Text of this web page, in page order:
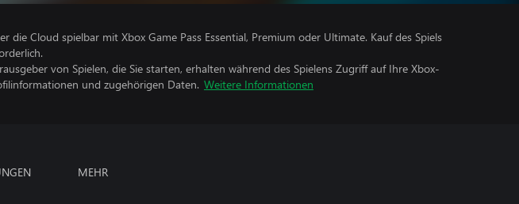
die Cloud spielbar mit Xbox Game Pass Essential, Premium oder Ultimate. Kauf des Spiels
von Spielen, die Sie starten, erhalten während des Spielens Zugriff auf Ihre Xbox-
und zugehörigen Daten. Weitere Informationen
MEHR